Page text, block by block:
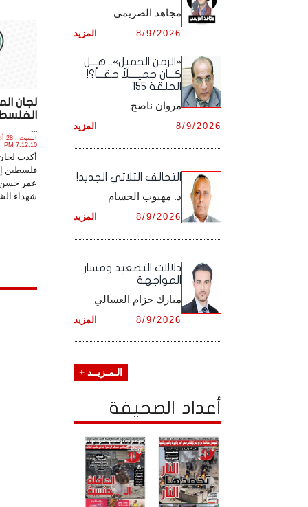
لجان
...
7:12:10 PM
أكدت
فلسطين
عمر حسن
شهداء
أرشيف شهر ديـسـمـبـر ,
أرشيف شهر نـوفـمـبـر ,
مجاهد الصريمي
المزيد 8/9/2026
«الزمن الجميل».. هـــل
كـــان جميــــلاً حقـــاً؟!
الحلقة 155
مروان ناصح
المزيد 8/9/2026
التحالف الثلاثي الجديد!
د. مهيوب الحسام
المزيد 8/9/2026
دلالات التصعيد ومسار
المواجهة
مبارك حزام العسالي
المزيد 8/9/2026
الـمـزيــد +
أعداد الصحيفة